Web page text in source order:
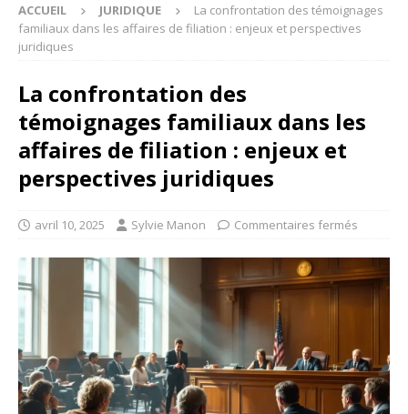
ACCUEIL JURIDIQUE
La confrontation des témoignages
familiaux dans les affaires de filiation : enjeux et perspectives
juridiques
La confrontation des
témoignages familiaux dans les
affaires de filiation : enjeux et
perspectives juridiques
avril 10, 2025 Sylvie Manon Commentaires fermés